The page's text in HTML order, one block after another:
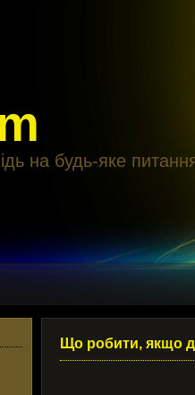
на будь-яке
Що робити, якщо